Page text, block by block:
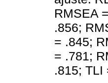
RMSEA
.856;
= .845;
= .781;
.815; TLI